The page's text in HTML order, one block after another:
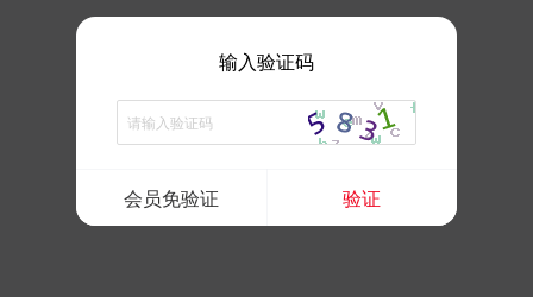
输入验证码
会员免验证 验证